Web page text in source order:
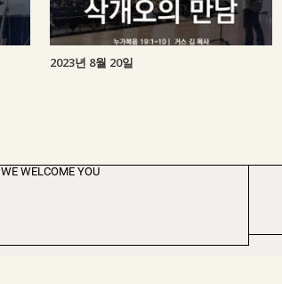
2023년 8월 20일
WE WELCOME YOU